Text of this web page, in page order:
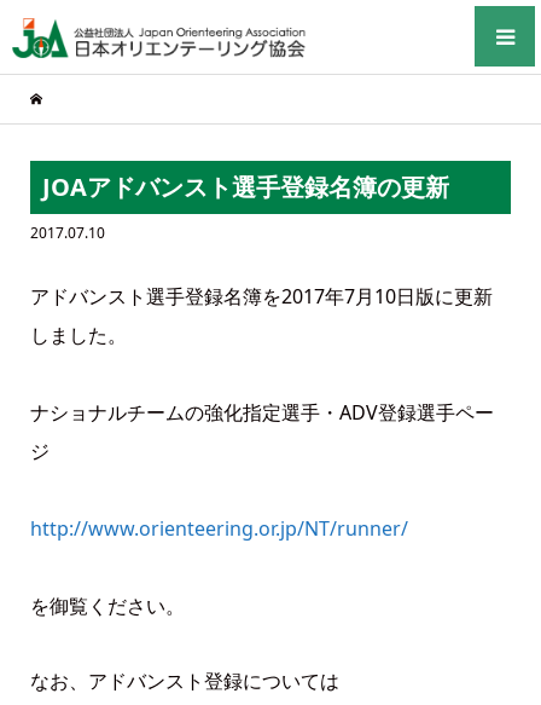
JOAアドバンスト選手登録名簿の更新
2017.07.10
アドバンスト選手登録名簿を2017年7月10日版に更新
しました。
ナショナルチームの強化指定選手・ADV登録選手ペー
ジ
http://www.orienteering.or.jp/NT/runner/
を御覧ください。
なお、アドバンスト登録については